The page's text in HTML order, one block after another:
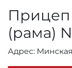
Прицеп
(рама)
Адрес: